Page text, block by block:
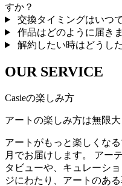
すか？
交換タイミングはいつ
作品はどのように届き
解約したい時はどうし
OUR SERVICE
Casieの楽しみ方
アートの楽しみ方は無限大
アートがもっと楽しくな
月でお届けします。 アー
タビューや、キュレーシ
ジにわたり、アートのあ